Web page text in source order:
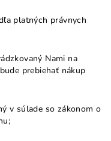
platných právnych
Nami na
prebiehať nákup
v súlade so zákonom o